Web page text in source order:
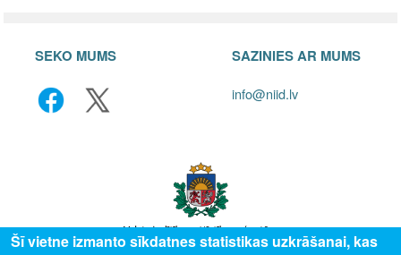
SEKO MUMS SAZINIES AR MUMS
info@niid.lv
Šī vietne izmanto sīkdatnes statistikas uzkrāšanai, kas